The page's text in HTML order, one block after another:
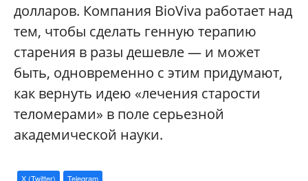
долларов. Компания BioViva работает над
тем, чтобы сделать генную терапию
старения в разы дешевле — и может
быть, одновременно с этим придумают,
как вернуть идею «лечения старости
теломерами» в поле серьезной
академической науки.
X (Twitter) Telegram